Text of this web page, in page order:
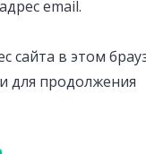
email.
сайта в этом
для продолжения